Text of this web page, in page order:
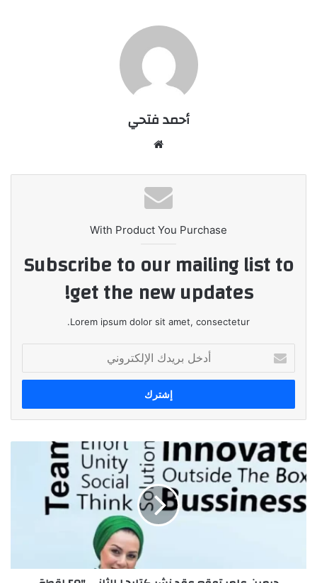
أحمد فتحي
With Product You Purchase
Subscribe to our mailing list to
get the new updates!
Lorem ipsum dolor sit amet, consectetur.
بريدك
الإلكتروني
جرمين
عامر
توقع
عقد
نشر
لقطة